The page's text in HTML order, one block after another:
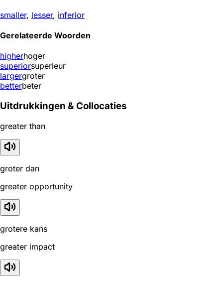
smaller, lesser, inferior
Gerelateerde Woorden
higherhoger
superiorsuperieur
largergroter
betterbeter
Uitdrukkingen & Collocaties
greater than
groter dan
greater opportunity
grotere kans
greater impact